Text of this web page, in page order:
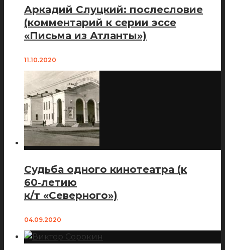
Аркадий Слуцкий: послесловие
(комментарий к серии эссе
«Письма из Атланты»)
11.10.2020
Судьба одного кинотеатра (к
60‑летию
к/т «Северного»)
04.09.2020